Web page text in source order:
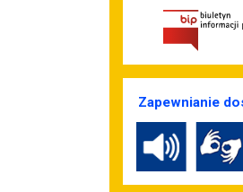
Zapewnianie